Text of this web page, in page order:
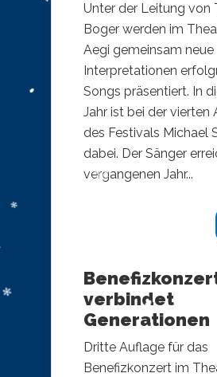
Unter der Leitung von
Boger werden im
Aegi gemeinsam neue
Interpretationen
Songs präsentiert. In
Jahr ist bei der vierten
des Festivals Michael
dabei. Der Sänger
vergangenen Jahr...
verbindet
Generationen
Dritte Auflage für das
Benefizkonzert im